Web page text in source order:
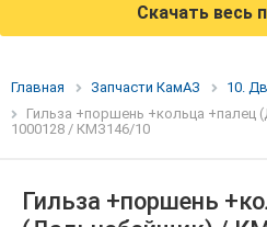
Скачать весь
Главная Запчасти КамАЗ
10.
Гильза +поршень +кольца
1000128 / КМЗ146/10
Гильза +поршень